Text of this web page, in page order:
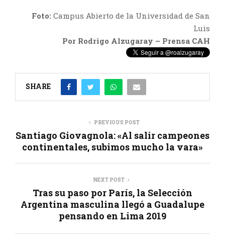
Foto: Campus Abierto de la Universidad de San
Luis
Por Rodrigo Alzugaray – Prensa CAH
SHARE
PREVIOUS POST
Santiago Giovagnola: «Al salir campeones
continentales, subimos mucho la vara»
NEXT POST
Tras su paso por París, la Selección
Argentina masculina llegó a Guadalupe
pensando en Lima 2019